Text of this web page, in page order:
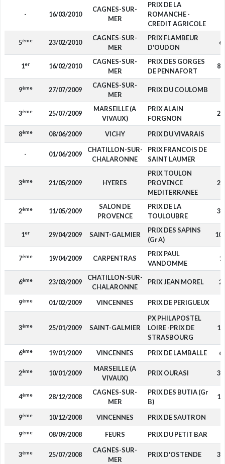
- 16/03/2010
CAGNES-SUR-
MER
PRIX DE LA
ROMANCHE -
CREDIT AGRICOLE
5ème 23/02/2010
CAGNES-SUR-
MER
PRIX FLAMBEUR
D'OUDON
1er 16/02/2010
CAGNES-SUR-
MER
PRIX DES GORGES
DE PENNAFORT
8
9ème 27/07/2009
CAGNES-SUR-
MER
PRIX DU COULOMB
3ème 25/07/2009
MARSEILLE (A
VIVAUX)
PRIX ALAIN
FORGNON
2
8ème 08/06/2009 VICHY PRIX DU VIVARAIS
- 01/06/2009
CHATILLON-SUR-
CHALARONNE
PRIX FRANCOIS DE
SAINT LAUMER
3ème 21/05/2009 HYERES
PRIX TOULON
PROVENCE
MEDITERRANEE
2
2ème 11/05/2009
SALON DE
PROVENCE
PRIX DE LA
TOULOUBRE
3
1er 29/04/2009 SAINT-GALMIER
PRIX DES SAPINS
(Gr A)
10
7ème 19/04/2009 CARPENTRAS
PRIX PAUL
VANDOMME
6ème 23/03/2009
CHATILLON-SUR-
CHALARONNE
PRIX JEAN MOREL
9ème 01/02/2009 VINCENNES PRIX DE PERIGUEUX
3ème 25/01/2009 SAINT-GALMIER
PX PHILAPOSTEL
LOIRE -PRIX DE
STRASBOURG
1
6ème 19/01/2009 VINCENNES PRIX DE LAMBALLE
2ème 10/01/2009
MARSEILLE (A
VIVAUX)
PRIX OURASI 3
4ème 28/12/2008
CAGNES-SUR-
MER
PRIX DES BUTIA (Gr
B)
1
9ème 10/12/2008 VINCENNES PRIX DE SAUTRON
9ème 08/09/2008 FEURS PRIX DU PETIT BAR
3ème 25/07/2008
CAGNES-SUR-
MER
PRIX D'OSTENDE 3